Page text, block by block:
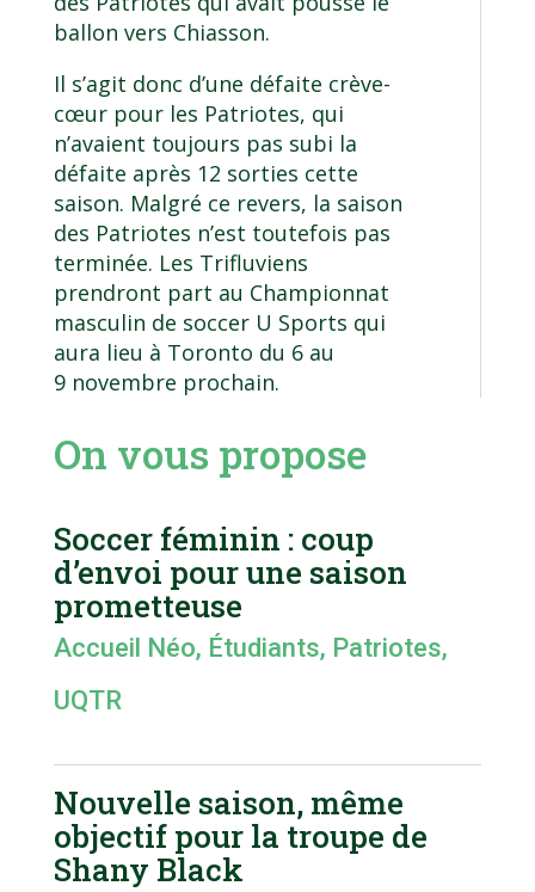
ballon vers Chiasson.
Il s’agit donc d’une défaite crève-
cœur pour les Patriotes, qui
n’avaient toujours pas subi la
défaite après 12 sorties cette
saison. Malgré ce revers, la saison
des Patriotes n’est toutefois pas
terminée. Les Trifluviens
prendront part au Championnat
masculin de soccer U Sports qui
aura lieu à Toronto du 6 au
9 novembre prochain.
On vous propose
Soccer féminin : coup
d’envoi pour une saison
prometteuse
Accueil Néo, Étudiants, Patriotes,
UQTR
Nouvelle saison, même
objectif pour la troupe de
Shany Black